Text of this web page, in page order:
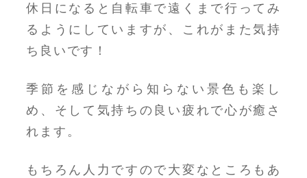
休日になると自転車で遠くまで行ってみ
るようにしていますが、これがまた気持
ち良いです！
季節を感じながら知らない景色も楽し
め、そして気持ちの良い疲れで心が癒さ
れます。
もちろん人力ですので大変なところもあ